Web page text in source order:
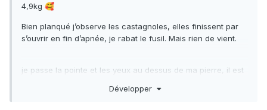
4,9kg 🥰
Bien planqué j’observe les castagnoles, elles finissent par
s’ouvrir en fin d’apnée, je rabat le fusil. Mais rien de vient.
je passe la pointe et les yeux au dessus de ma pierre, il est
gros du début août. je le laisse virer mais il démarre ce qui
Développer